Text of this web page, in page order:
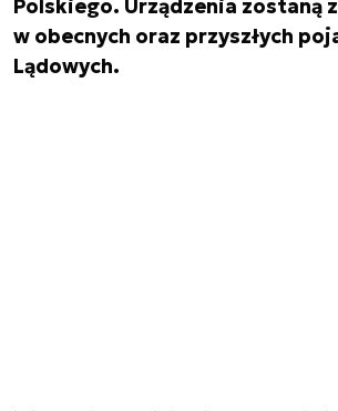
Polskiego. Urządzenia zostaną
w obecnych oraz przyszłych
Lądowych.